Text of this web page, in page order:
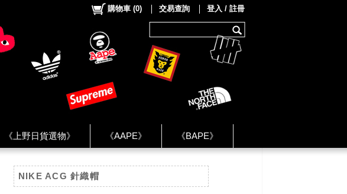
《上野日貨選物》 《AAPE》 《BAPE》
★ Facebook Group ★
購物車 (0) 交易查詢 登入 / 註冊
NIKE ACG 針織帽